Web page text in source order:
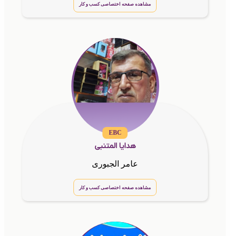
مشاهده صفحه اختصاصی کسب و کار
EBC
هدایا المتنبی
عامر الجبوری
مشاهده صفحه اختصاصی کسب و کار